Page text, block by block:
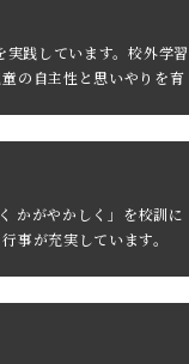
践しています。校外学習
の自主性と思いやりを育
かがやかしく」を校訓に
事が充実しています。